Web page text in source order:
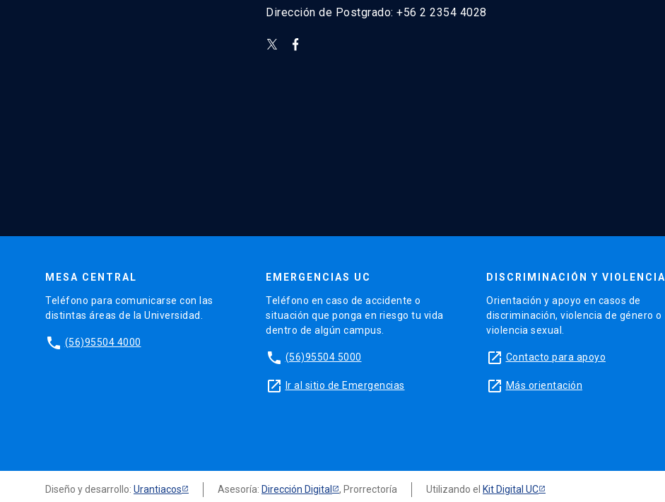
Dirección de Postgrado: +56 2 2354 4028
MESA CENTRAL
Teléfono para comunicarse con las
distintas áreas de la Universidad.
phone (56)95504 4000
EMERGENCIAS UC
Teléfono en caso de accidente o
situación que ponga en riesgo tu vida
dentro de algún campus.
phone (56)95504 5000
launch Ir al sitio de Emergencias
DISCRIMINACIÓN Y VIOLENCIA
Orientación y apoyo en casos de
discriminación, violencia de género o
violencia sexual.
launch Contacto para apoyo
launch Más orientación
Diseño y desarrollo: Urantiacos Asesoría: Dirección Digital , Prorrectoría Utilizando el Kit Digital UC